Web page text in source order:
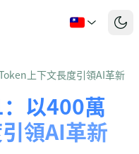
上下文長度引領AI革新
以400萬
領AI革新